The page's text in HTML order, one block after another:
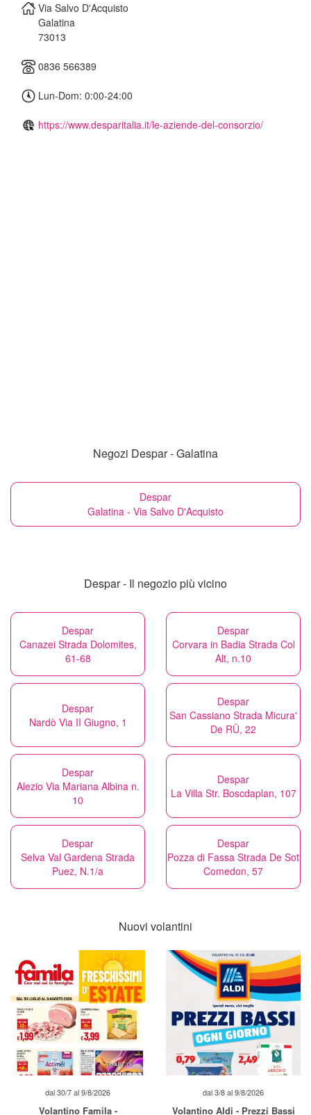
Via Salvo D'Acquisto
Galatina
73013
0836 566389
Lun-Dom: 0:00-24:00
https://www.desparitalia.it/le-aziende-del-consorzio/
Negozi Despar - Galatina
Despar
Galatina - Via Salvo D'Acquisto
Despar - Il negozio più vicino
Despar
Canazei Strada Dolomites,
61-68
Despar
Corvara in Badia Strada Col
Alt, n.10
Despar
Nardò Via II Giugno, 1
Despar
San Cassiano Strada Micura'
De RÜ, 22
Despar
Alezio Via Mariana Albina n.
10
Despar
La Villa Str. Boscdaplan, 107
Despar
Selva Val Gardena Strada
Puez, N.1/a
Despar
Pozza di Fassa Strada De Sot
Comedon, 57
Nuovi volantini
dal 30/7 al 9/8/2026
Volantino Famila -
dal 3/8 al 9/8/2026
Volantino Aldi - Prezzi Bassi